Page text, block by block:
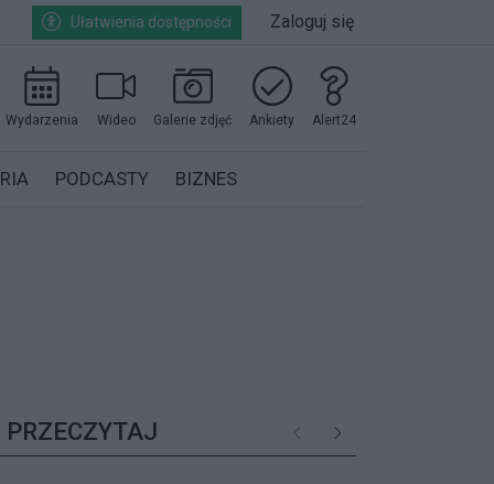
Ułatwienia dostępności Zaloguj się
Wydarzenia Wideo Galerie zdjęć Ankiety Alert24
PODCASTY BIZNES
PRZECZYTAJ PoprzednieNastępne